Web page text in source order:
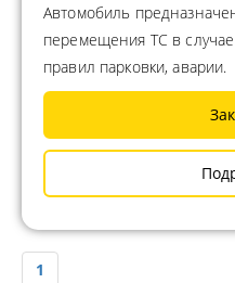
Автомобиль
перемещения ТС в
правил парковки, аварии.
1